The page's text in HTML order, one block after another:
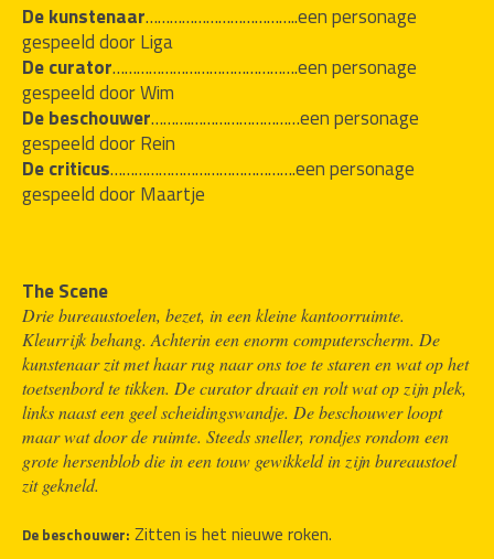
De kunstenaar………………………………..een personage
gespeeld door Liga
De curator……………………………………….een personage
gespeeld door Wim
De beschouwer……….………………………een personage
gespeeld door Rein
De criticus……………………………………….een personage
gespeeld door Maartje
The Scene
Drie bureaustoelen, bezet, in een kleine kantoorruimte.
Kleurrijk behang. Achterin een enorm computerscherm. De
kunstenaar zit met haar rug naar ons toe te staren en wat op het
toetsenbord te tikken. De curator draait en rolt wat op zijn plek,
links naast een geel scheidingswandje. De beschouwer loopt
maar wat door de ruimte. Steeds sneller, rondjes rondom een
grote hersenblob die in een touw gewikkeld in zijn bureaustoel
zit gekneld.
De beschouwer: Zitten is het nieuwe roken.